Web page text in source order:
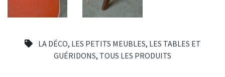
LA DÉCO, LES PETITS MEUBLES, LES TABLES ET
GUÉRIDONS, TOUS LES PRODUITS